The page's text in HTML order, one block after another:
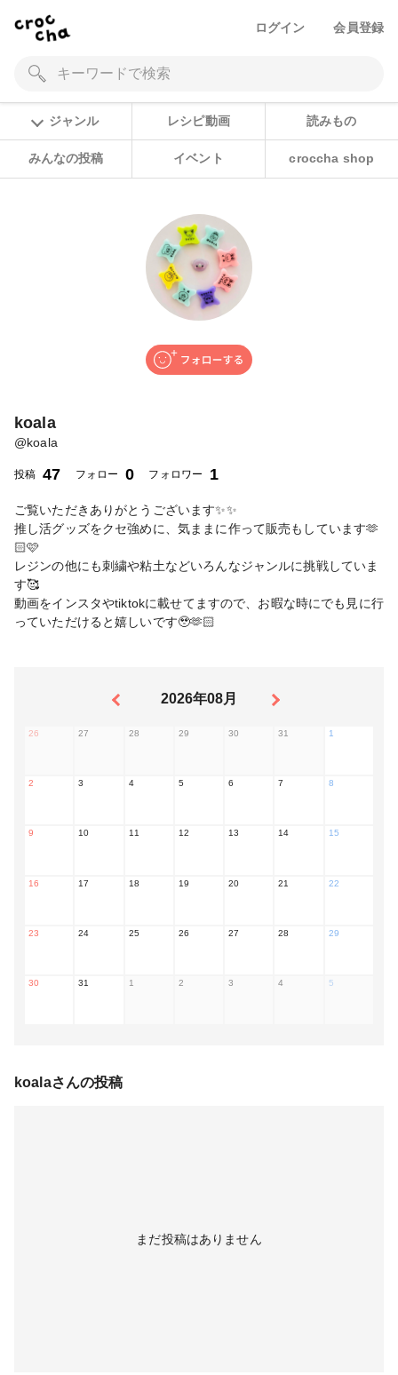
ログイン 会員登録
ジャンル レシピ動画 読みもの
みんなの投稿 イベント croccha shop
koala
@koala
投稿 47 フォロー 0 フォロワー 1
ご覧いただきありがとうございます✨✨
推し活グッズをクセ強めに、気ままに作って販売もしています🫶
🏻🩷
レジンの他にも刺繍や粘土などいろんなジャンルに挑戦していま
す🥰
動画をインスタやtiktokに載せてますので、お暇な時にでも見に行
っていただけると嬉しいです🥹🫶🏻
2026年08月
26 27 28 29 30 31 1
2 3 4 5 6 7 8
9 10 11 12 13 14 15
16 17 18 19 20 21 22
23 24 25 26 27 28 29
30 31 1 2 3 4 5
koalaさんの投稿
まだ投稿はありません